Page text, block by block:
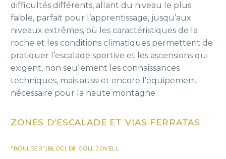
difficultés différents, allant du niveau le plus
faible, parfait pour l’apprentissage, jusqu’aux
niveaux extrêmes, où les caractéristiques de la
roche et les conditions climatiques permettent de
pratiquer l’escalade sportive et les ascensions qui
exigent, non seulement les connaissances
techniques, mais aussi et encore l’équipement
nécessaire pour la haute montagne.
ZONES D’ESCALADE ET VIAS FERRATAS
“BOULDER”(BLOC) DE COLL JOVELL